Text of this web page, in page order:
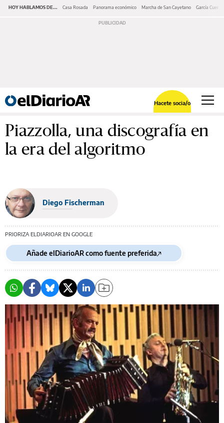
HOY HABLAMOS DE... Casa Rosada Panorama económico Marcha de San Cayetano García Cuerva
Hacete socia/o
Piazzolla, una discografía en
la era del algoritmo
Diego Fischerman
PRIORIZA ELDIARIOAR EN GOOGLE
Añade elDiarioAR como fuente preferida